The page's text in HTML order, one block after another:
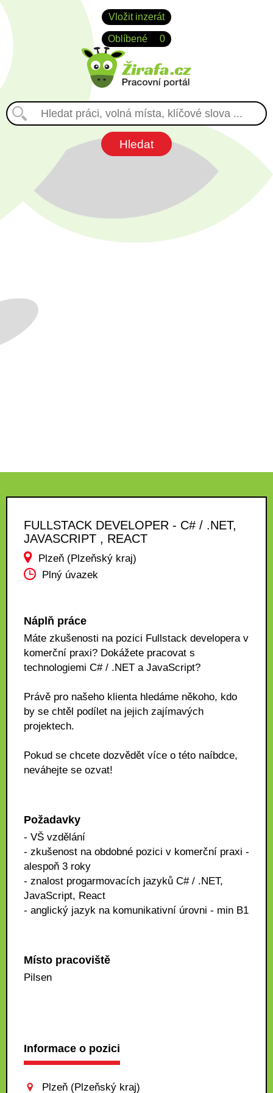
Vložit inzerát
Oblíbené 0
FULLSTACK DEVELOPER - C# / .NET,
JAVASCRIPT , REACT
Plzeň (Plzeňský kraj)
Plný úvazek
Náplň práce
Máte zkušenosti na pozici Fullstack developera v
komerční praxi? Dokážete pracovat s
technologiemi C# / .NET a JavaScript?
Právě pro našeho klienta hledáme někoho, kdo
by se chtěl podílet na jejich zajímavých
projektech.
Pokud se chcete dozvědět více o této naíbdce,
neváhejte se ozvat!
Požadavky
- VŠ vzdělání
- zkušenost na obdobné pozici v komerční praxi -
alespoň 3 roky
- znalost progarmovacích jazyků C# / .NET,
JavaScript, React
- anglický jazyk na komunikativní úrovni - min B1
Místo pracoviště
Pilsen
Informace o pozici
Plzeň (Plzeňský kraj)